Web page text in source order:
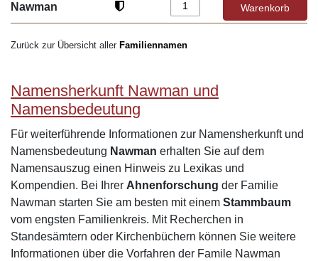
Nawman
Zurück zur Übersicht aller Familiennamen
Namensherkunft Nawman und
Namensbedeutung
Für weiterführende Informationen zur Namensherkunft und
Namensbedeutung Nawman erhalten Sie auf dem
Namensauszug einen Hinweis zu Lexikas und
Kompendien. Bei Ihrer Ahnenforschung der Familie
Nawman starten Sie am besten mit einem Stammbaum
vom engsten Familienkreis. Mit Recherchen in
Standesämtern oder Kirchenbüchern können Sie weitere
Informationen über die Vorfahren der Famile Nawman